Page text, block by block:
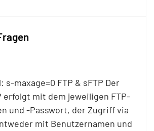
s-maxage=0 FTP & sFTP Der
erfolgt mit dem jeweiligen FTP-
und -Pass­wort, der Zugriff via
mit Benutzernamen und